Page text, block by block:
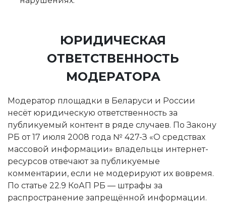
ЮРИДИЧЕСКАЯ
ОТВЕТСТВЕННОСТЬ
МОДЕРАТОРА
Модератор площадки в Беларуси и России
несёт юридическую ответственность за
публикуемый контент в ряде случаев. По Закону
РБ от 17 июля 2008 года № 427-З «О средствах
массовой информации» владельцы интернет-
ресурсов отвечают за публикуемые
комментарии, если не модерируют их вовремя.
По статье 22.9 КоАП РБ — штрафы за
распространение запрещённой информации.